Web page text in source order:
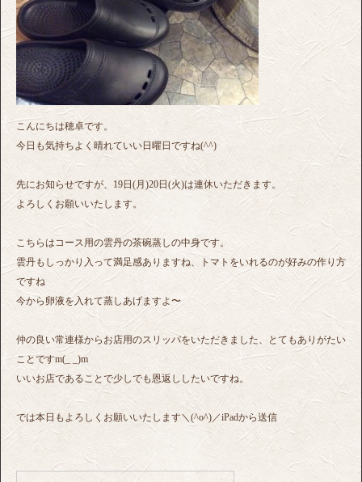
こんにちは穂卓です。
今日も気持ちよく晴れていい日曜日ですね(^^)
先にお知らせですが、19日(月)20日(火)は連休いただきます。
よろしくお願いいたします。
こちらはコース用の雲丹の茶碗蒸しの中身です。
雲丹もしっかり入って満足感ありますね、トマトをいれるのが好みの作り方
ですね
今から卵液を入れて蒸しあげますよ〜
仲の良い常連様からお店用のスリッパをいただきました、とてもありがたい
ことですm(_ _)m
いいお店であることで少しでも恩返ししたいですね。
では本日もよろしくお願いいたします＼(^o^)／iPadから送信